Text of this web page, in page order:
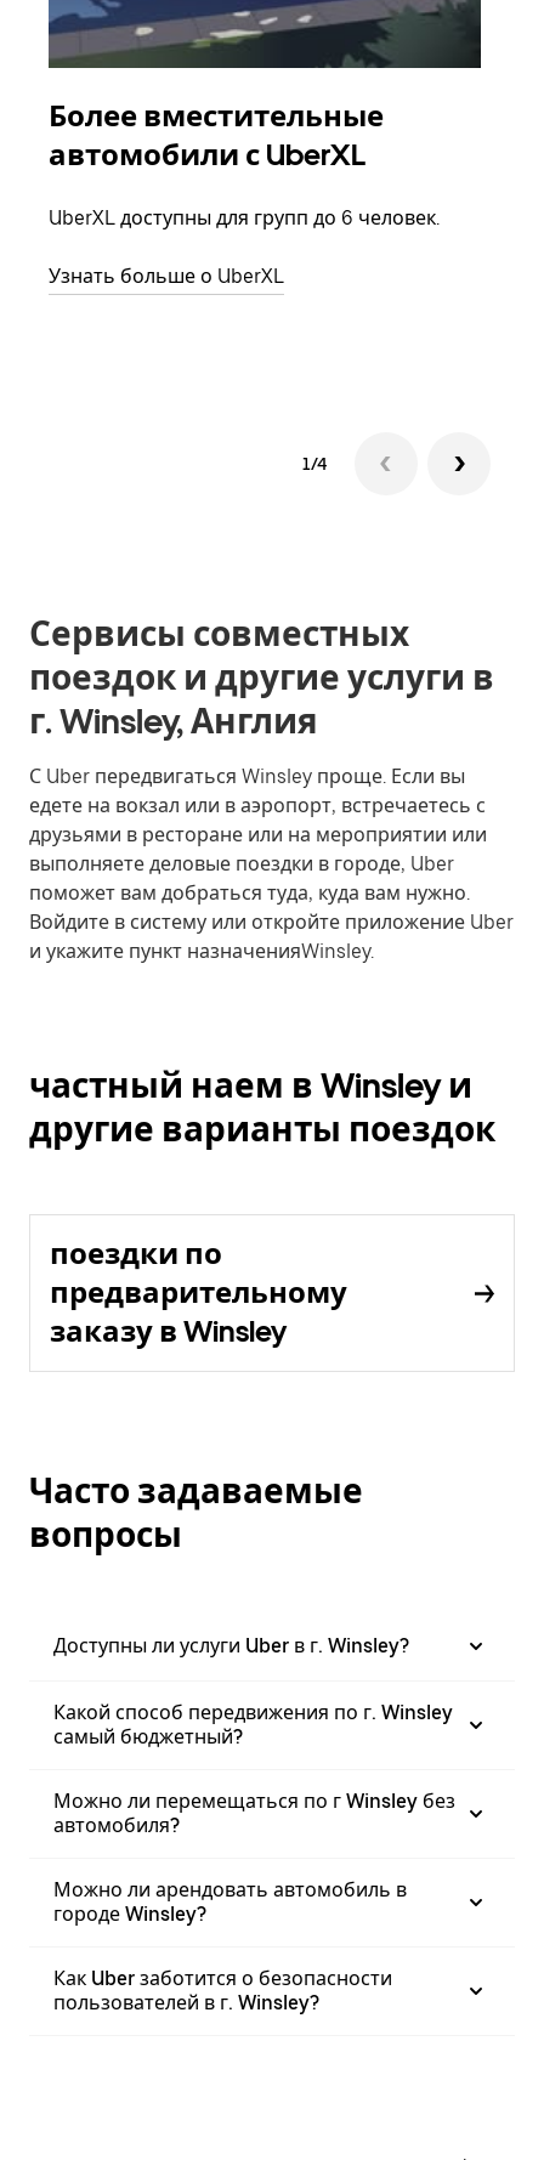
Более вместительные
автомобили с UberXL
UberXL доступны для групп до 6 человек.
Узнать больше о UberXL
1/4
Сервисы совместных
поездок и другие услуги в
г. Winsley, Англия
С Uber передвигаться Winsley проще. Если вы
едете на вокзал или в аэропорт, встречаетесь с
друзьями в ресторане или на мероприятии или
выполняете деловые поездки в городе, Uber
поможет вам добраться туда, куда вам нужно.
Войдите в систему или откройте приложение Uber
и укажите пункт назначенияWinsley.
частный наем в Winsley и
другие варианты поездок
поездки по
предварительному
заказу в Winsley
Часто задаваемые
вопросы
Доступны ли услуги Uber в г. Winsley?
Какой способ передвижения по г. Winsley
самый бюджетный?
Можно ли перемещаться по г Winsley без
автомобиля?
Можно ли арендовать автомобиль в
городе Winsley?
Как Uber заботится о безопасности
пользователей в г. Winsley?